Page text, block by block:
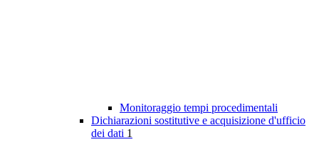
Monitoraggio tempi procedimentali
Dichiarazioni sostitutive e acquisizione d'ufficio
dei dati 1